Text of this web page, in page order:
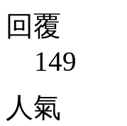
回覆
149
人氣